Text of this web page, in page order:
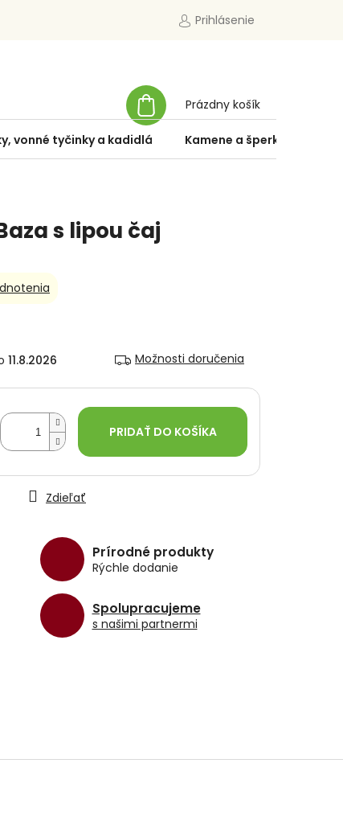
Prihlásenie
KOŠÍK
Prázdny košík
vonné tyčinky a kadidlá Kamene a šperky
s lipou čaj
11.8.2026 Možnosti doručenia
PRIDAŤ DO KOŠÍKA
Prírodné produkty
Rýchle dodanie
Spolupracujeme
s našimi partnermi
Zdieľať